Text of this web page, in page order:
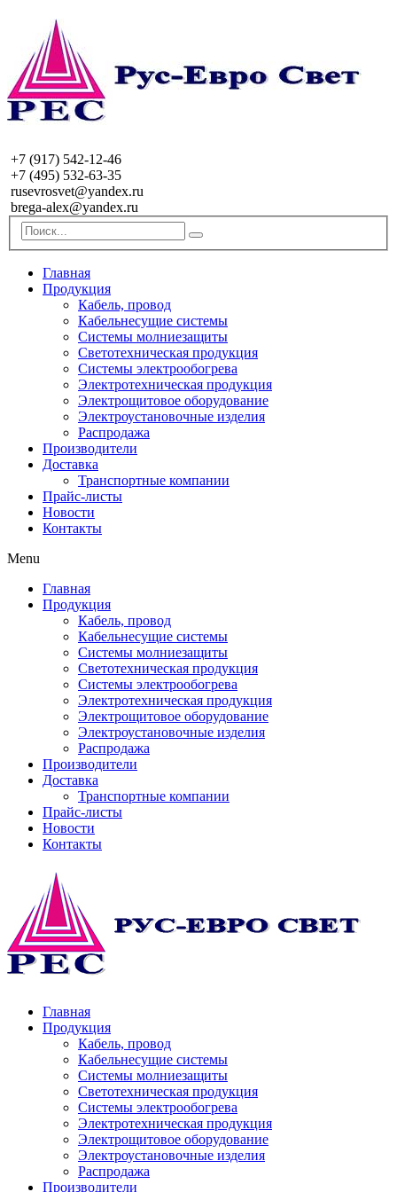
+7 (917) 542-12-46
+7 (495) 532-63-35
rusevrosvet@yandex.ru
brega-alex@yandex.ru
Главная
Продукция
Кабель, провод
Кабельнесущие системы
Системы молниезащиты
Светотехническая продукция
Системы электрообогрева
Электротехническая продукция
Электрощитовое оборудование
Электроустановочные изделия
Распродажа
Производители
Доставка
Транспортные компании
Прайс-листы
Новости
Контакты
Menu
Главная
Продукция
Кабель, провод
Кабельнесущие системы
Системы молниезащиты
Светотехническая продукция
Системы электрообогрева
Электротехническая продукция
Электрощитовое оборудование
Электроустановочные изделия
Распродажа
Производители
Доставка
Транспортные компании
Прайс-листы
Новости
Контакты
Главная
Продукция
Кабель, провод
Кабельнесущие системы
Системы молниезащиты
Светотехническая продукция
Системы электрообогрева
Электротехническая продукция
Электрощитовое оборудование
Электроустановочные изделия
Распродажа
Производители